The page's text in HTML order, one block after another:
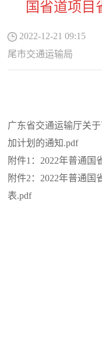
国省道项目
2022-12-21 09:15
尾市交通运输局
广东省交通运输厅关
加计划的通知.pdf
附件1：2022年普通
附件2：2022年普通国
表.pdf